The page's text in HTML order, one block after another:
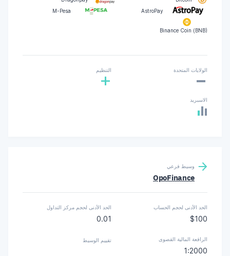
AstroPay
M-Pesa
Binance Coin (BNB)
الولايات المتحدة
- التنظيم
+
الاسبريد
وسيط فرعي
OpoFinance
الحد الأدنى لحجم الحساب
$100
الحد الأدنى لحجم مركز التداول
0.01
الرافعة المالية القصوى
1:2000
تقييم الوسيط